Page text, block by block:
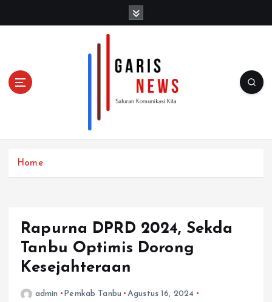
Home
Rapurna DPRD 2024, Sekda
Tanbu Optimis Dorong
Kesejahteraan
admin Pemkab Tanbu
Agustus 16, 2024